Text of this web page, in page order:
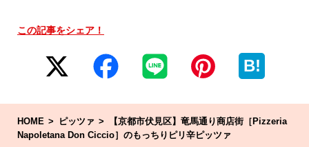
この記事をシェア！
B!
HOME ピッツァ
【京都市伏見区】竜馬通り商店街［Pizzeria
Napoletana Don Ciccio］のもっちりピリ辛ピッツァ